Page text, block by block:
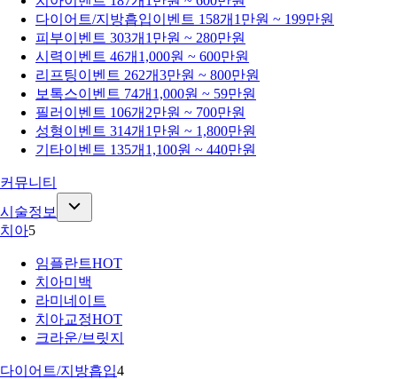
다이어트/지방흡입이벤트 158개 1만원 ~ 199만원
피부이벤트 303개 1만원 ~ 280만원
시력이벤트 46개 1,000원 ~ 600만원
리프팅이벤트 262개3만원 ~ 800만원
보톡스이벤트 74개 1,000원 ~ 59만원
필러 이벤트 106개 2만원 ~ 700만원
성형이벤트 314개 1만원 ~ 1,800만원
기타이벤트 135개 1,100원 ~ 440만원
커뮤니티
시술정보
치아5
임플란트HOT
치아미백
라미네이트
치아교정HOT
크라운/브릿지
다이어트/지방흡입4